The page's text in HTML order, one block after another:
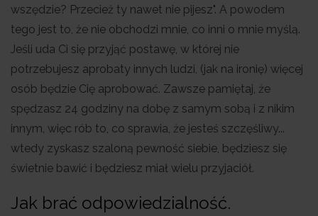
wszędzie? Przecież ty nawet nie pijesz". A powodem
tego jest to, że nie obchodzi mnie, co inni o mnie myślą.
Jeśli uda Ci się przyjąć postawę, w której nie
potrzebujesz aprobaty innych ludzi, (jak na ironię) więcej
osób będzie Cię aprobować. Zawsze pamiętaj, że
spędzasz 24 godziny na dobę z samym sobą i z nikim
innym, więc rób to, co sprawia, że jesteś szczęśliwy...
wtedy zyskasz szaloną pewność siebie, będziesz się
świetnie bawić i będziesz miał wielu przyjaciół.
Jak brać odpowiedzialność.